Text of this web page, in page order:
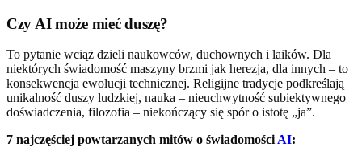
Czy AI może mieć duszę?
To pytanie wciąż dzieli naukowców, duchownych i laików. Dla
niektórych świadomość maszyny brzmi jak herezja, dla innych – to
konsekwencja ewolucji technicznej. Religijne tradycje podkreślają
unikalność duszy ludzkiej, nauka – nieuchwytność subiektywnego
doświadczenia, filozofia – niekończący się spór o istotę „ja”.
7 najczęściej powtarzanych mitów o świadomości AI: